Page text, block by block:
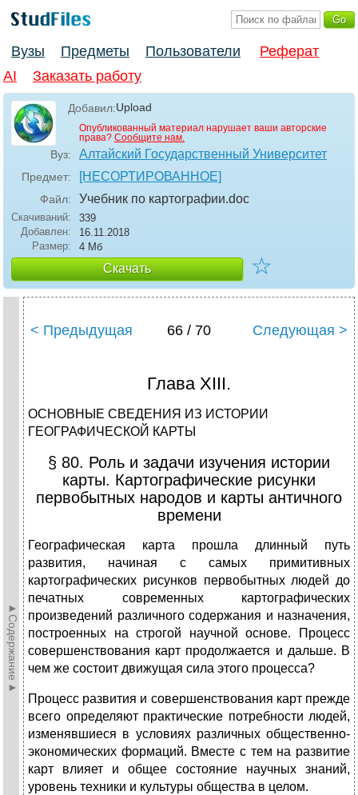
Вузы Предметы Пользователи
Реферат
AI
Заказать работу
Добавил:Upload
Опубликованный материал нарушает ваши авторские
права? Сообщите нам.
Вуз: Алтайский Государственный Университет
Предмет: [НЕСОРТИРОВАННОЕ]
Файл: Учебник по картографии.doc
Скачиваний:
339
Добавлен:
16.11.2018
Размер:
4 Мб
Скачать ☆
►Содержание►
< Предыдущая 66 / 70 Следующая >
Глава XIII.
ОСНОВНЫЕ СВЕДЕНИЯ ИЗ ИСТОРИИ
ГЕОГРАФИЧЕСКОЙ КАРТЫ
§ 80. Роль и задачи изучения истории
карты. Картографические рисунки
первобытных народов и карты античного
времени
Географическая карта прошла длинный путь
развития, начиная с самых примитивных
картографических рисунков первобытных лю­дей до
печатных современных картографических
произведений раз­личного содержания и назначения,
построенных на строгой научной основе. Процесс
совершенствования карт продолжается и дальше. В
чем же состоит движущая сила этого процесса?
Процесс развития и совершенствования карт прежде
всего оп­ределяют практические потребности людей,
изменявшиеся в усло­виях различных общественно-
экономических формаций. Вместе с тем на развитие
карт влияет и общее состояние научных знаний,
уровень техники и культуры общества в целом.